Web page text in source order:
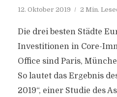
12. Oktober 2019 2 Min.
Die drei besten Städte
Investitionen in Core-
Office sind Paris,
So lautet das Ergebnis
2019“, einer Studie des